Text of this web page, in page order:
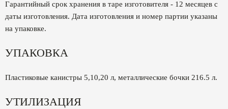
Гарантийный срок хранения в таре изготовителя - 12 месяцев с
даты изготовления. Дата изготовления и номер партии указаны
на упаковке.
УПАКОВКА
Пластиковые канистры 5,10,20 л, металлические бочки 216.5 л.
УТИЛИЗАЦИЯ